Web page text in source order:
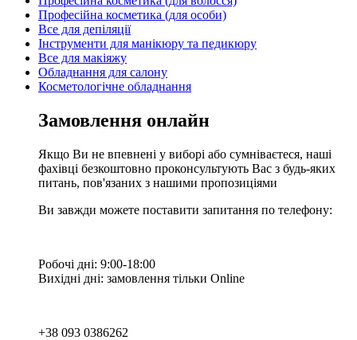
Професійна косметика (для особи)
Все для депіляції
Інструменти для манікюру та педикюру
Все для макіяжу
Обладнання для салону
Косметологічне обладнання
Замовлення онлайн
Якщо Ви не впевнені у виборі або сумніваєтеся, наші
фахівці безкоштовно проконсультують Вас з будь-яких
питань, пов'язаних з нашими пропозиціями
Ви завжди можете поставити запитання по телефону:
Робочі дні: 9:00-18:00
Вихідні дні: замовлення тільки Online
+38 093 0386262